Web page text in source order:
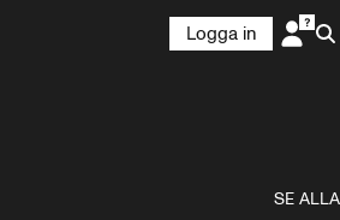
Logga in
SE ALLA